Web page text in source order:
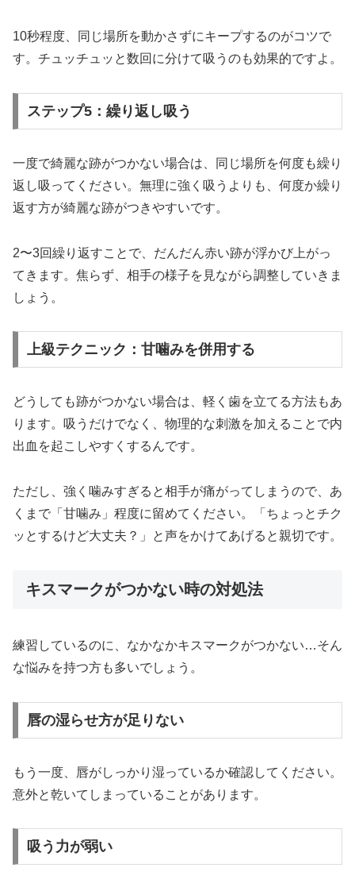
10秒程度、同じ場所を動かさずにキープするのがコツで
す。チュッチュッと数回に分けて吸うのも効果的ですよ。
ステップ5：繰り返し吸う
一度で綺麗な跡がつかない場合は、同じ場所を何度も繰り
返し吸ってください。無理に強く吸うよりも、何度か繰り
返す方が綺麗な跡がつきやすいです。
2〜3回繰り返すことで、だんだん赤い跡が浮かび上がっ
てきます。焦らず、相手の様子を見ながら調整していきま
しょう。
上級テクニック：甘噛みを併用する
どうしても跡がつかない場合は、軽く歯を立てる方法もあ
ります。吸うだけでなく、物理的な刺激を加えることで内
出血を起こしやすくするんです。
ただし、強く噛みすぎると相手が痛がってしまうので、あ
くまで「甘噛み」程度に留めてください。「ちょっとチク
ッとするけど大丈夫？」と声をかけてあげると親切です。
キスマークがつかない時の対処法
練習しているのに、なかなかキスマークがつかない…そん
な悩みを持つ方も多いでしょう。
唇の湿らせ方が足りない
もう一度、唇がしっかり湿っているか確認してください。
意外と乾いてしまっていることがあります。
吸う力が弱い